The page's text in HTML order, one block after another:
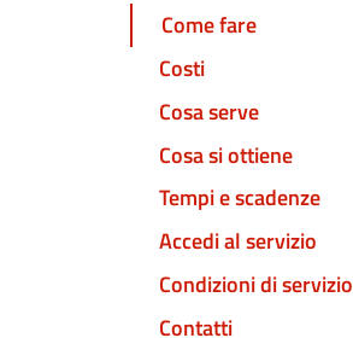
Come fare
Costi
Cosa serve
Cosa si ottiene
Tempi e scadenze
Accedi al servizio
Condizioni di servizio
Contatti